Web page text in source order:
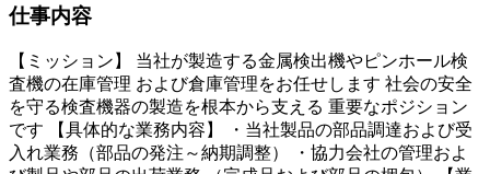
仕事内容
【ミッション】 当社が製造する金属検出機やピンホール検
査機の在庫管理 および倉庫管理をお任せします 社会の安全
を守る検査機器の製造を根本から支える 重要なポジション
です 【具体的な業務内容】 ・当社製品の部品調達および受
入れ業務（部品の発注～納期調整） ・協力会社の管理およ